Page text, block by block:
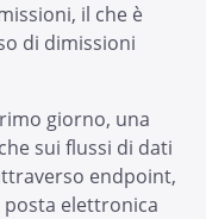
il che è
di dimissioni
giorno, una
sui flussi di dati
endpoint,
posta elettronica